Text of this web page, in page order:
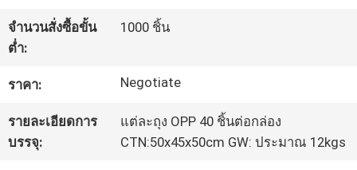
โรงงาน
คุณภาพ
จำนวนสั่งซื้อขั้น
ต่ำ:
1000 ชิ้น
ราคา: Negotiate
รายละเอียดการ
บรรจุ:
แต่ละถุง OPP 40 ชิ้นต่อกล่อง
CTN:50x45x50cm GW: ประมาณ 12kgs